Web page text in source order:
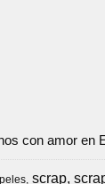
con amor en
scrap